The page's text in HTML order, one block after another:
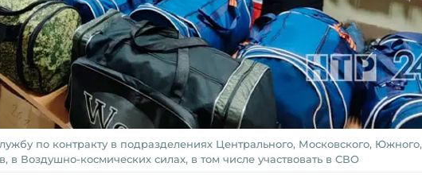
по контракту в подразделениях Центрального, Московского, Южного,
в Воздушно-космических силах, в том числе участвовать в СВО